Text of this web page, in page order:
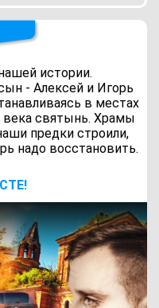
истории.
- Алексей и Игорь
в местах
века святынь. Храмы
предки строили,
надо восстановить.